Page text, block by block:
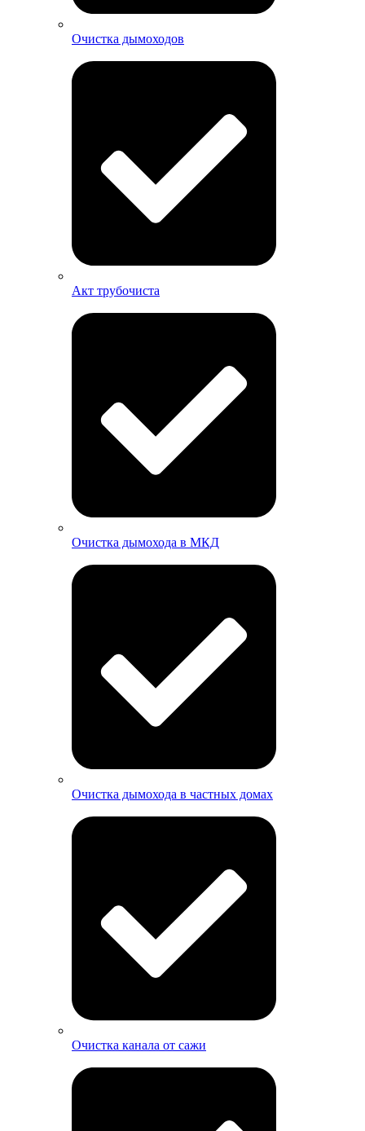
Очистка дымоходов
Акт трубочиста
Очистка дымохода в МКД
Очистка дымохода в частных домах
Очистка канала от сажи